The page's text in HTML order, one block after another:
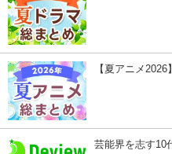
【夏アニメ
芸能界を志す10